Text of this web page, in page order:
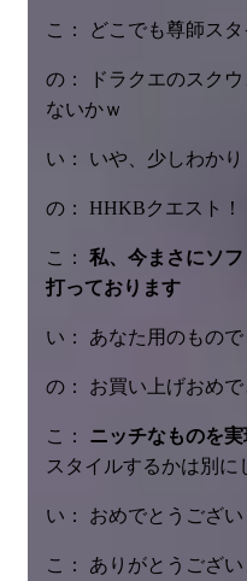
こ： どこでも尊師ス
の： ドラクエのスク
ないかｗ
い： いや、少しわか
の： HHKBクエスト！
こ： 私、今まさにソ
打っております
い： あなた用のもので
の： お買い上げおめで
こ： ニッチなものを
スタイルするかは別
い： おめでとうござい
こ： ありがとうござい